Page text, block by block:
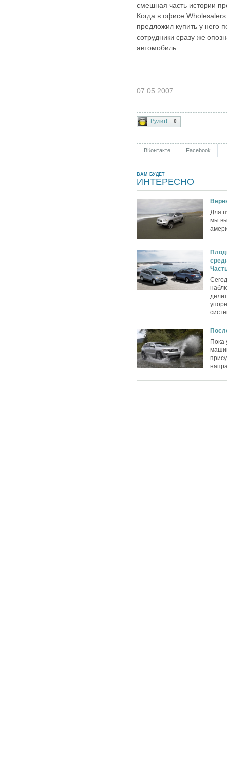
смешная часть истории
Когда в офисе
предложил купить у него
сотрудники сразу же
автомобиль.
07.05.2007
Рулит! 0
ВКонтакте Facebook
ВАМ БУДЕТ
ИНТЕРЕСНО
Для
мы
Пока